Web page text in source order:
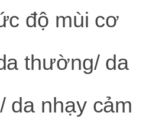
độ mùi cơ
thường/ da
da nhạy cảm